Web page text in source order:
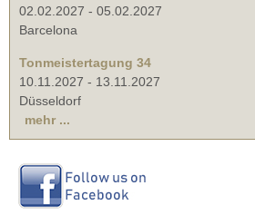
02.02.2027 - 05.02.2027
Barcelona
Tonmeistertagung 34
10.11.2027 - 13.11.2027
Düsseldorf
mehr ...